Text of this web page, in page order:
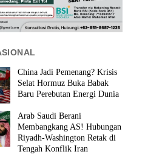
China Jadi Pemenang? Krisis
Selat Hormuz Buka Babak
Baru Perebutan Energi Dunia
Arab Saudi Berani
Membangkang AS! Hubungan
Riyadh-Washington Retak di
Tengah Konflik Iran